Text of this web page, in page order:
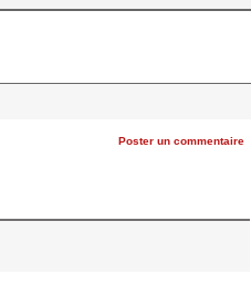
Poster un commentaire